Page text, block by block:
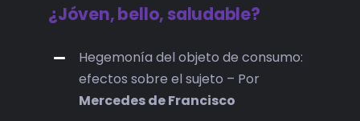
¿Jóven, bello, saludable?
Hegemonía del objeto de consumo:
efectos sobre el sujeto – Por
Mercedes de Francisco